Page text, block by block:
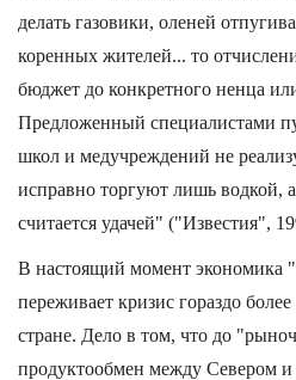
делать газовики, оленей
коренных жителей... то
бюджет до конкретного ненца
Предложенный специалистами
школ и медучреждений не
исправно торгуют лишь водкой,
считается удачей" ("Известия",
В настоящий момент экономика
переживает кризис гораздо
стране. Дело в том, что до
продуктообмен между Севером